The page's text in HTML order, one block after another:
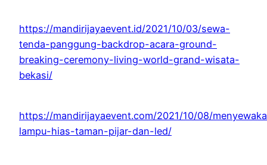
https://mandirijayaevent.id/2021/10/03/sewa-
tenda-panggung-backdrop-acara-ground-
breaking-ceremony-living-world-grand-wisata-
bekasi/
https://mandirijayaevent.com/2021/10/08/
lampu-hias-taman-pijar-dan-led/